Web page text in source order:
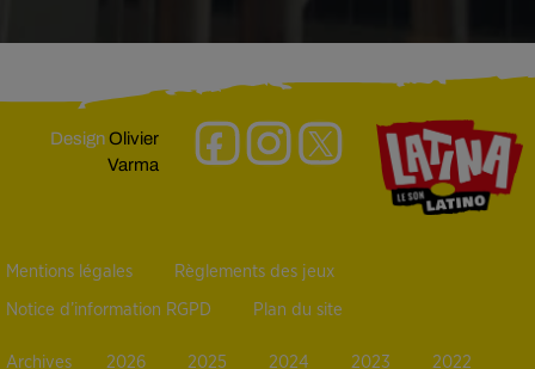
DesignOlivier
Varma
Mentions légales Règlements des jeux
Notice d’information RGPD Plan du site
Archives 2026 2025 2024 2023 2022